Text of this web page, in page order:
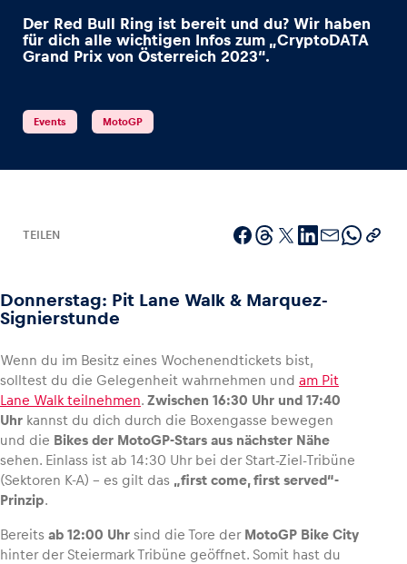
Seiten
Alle anzeigen
Business
Alle anzeigen
Der Red Bull Ring ist bereit und du? Wir haben
für dich alle wichtigen Infos zum „CryptoDATA
Grand Prix von Österreich 2023“.
Events MotoGP
TEILEN
Donnerstag: Pit Lane Walk & Marquez-
Signierstunde
Wenn du im Besitz eines Wochenendtickets bist,
solltest du die Gelegenheit wahrnehmen und am Pit
Lane Walk teilnehmen. Zwischen 16:30 Uhr und 17:40
Uhr kannst du dich durch die Boxengasse bewegen
und die Bikes der MotoGP-Stars aus nächster Nähe
sehen. Einlass ist ab 14:30 Uhr bei der Start-Ziel-Tribüne
(Sektoren K-A) – es gilt das „first come, first served“-
Prinzip.
Bereits ab 12:00 Uhr sind die Tore der MotoGP Bike City
hinter der Steiermark Tribüne geöffnet. Somit hast du